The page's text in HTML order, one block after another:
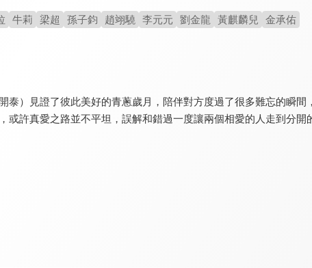
5.7
聊齋新編之辛女子
改編自《聊齋》辛十四娘
牛莉 梁超 孫子鈞 趙翊驍 李元元 劉金龍 黃麒麟兒 金承佑
泰）見證了彼此美好的青蔥歲月，陪伴對方度過了很多難忘的瞬間
或許真愛之路並不平坦，誤解和錯過一度讓兩個相愛的人走到分開